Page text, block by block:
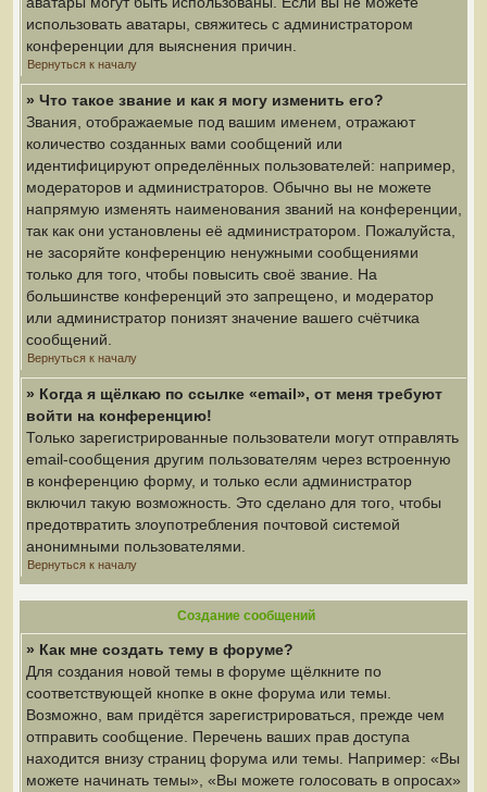
использовать аватары, свяжитесь с администратором
конференции для выяснения причин.
Вернуться к началу
» Что такое звание и как я могу изменить его?
Звания, отображаемые под вашим именем, отражают
количество созданных вами сообщений или
идентифицируют определённых пользователей: например,
модераторов и администраторов. Обычно вы не можете
напрямую изменять наименования званий на конференции,
так как они установлены её администратором. Пожалуйста,
не засоряйте конференцию ненужными сообщениями
только для того, чтобы повысить своё звание. На
большинстве конференций это запрещено, и модератор
или администратор понизят значение вашего счётчика
сообщений.
Вернуться к началу
» Когда я щёлкаю по ссылке «email», от меня требуют
войти на конференцию!
Только зарегистрированные пользователи могут отправлять
email-сообщения другим пользователям через встроенную
в конференцию форму, и только если администратор
включил такую возможность. Это сделано для того, чтобы
предотвратить злоупотребления почтовой системой
анонимными пользователями.
Вернуться к началу
Создание сообщений
» Как мне создать тему в форуме?
Для создания новой темы в форуме щёлкните по
соответствующей кнопке в окне форума или темы.
Возможно, вам придётся зарегистрироваться, прежде чем
отправить сообщение. Перечень ваших прав доступа
находится внизу страниц форума или темы. Например: «Вы
можете начинать темы», «Вы можете голосовать в опросах»